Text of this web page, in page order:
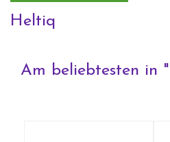
Heltiq
Am beliebtesten in "